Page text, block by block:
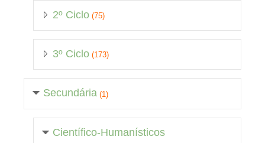
2º Ciclo (75)
3º Ciclo (173)
Secundária (1)
Científico-Humanísticos